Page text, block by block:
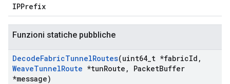
IPPrefix
Funzioni statiche pubbliche
DecodeFabricTunnelRoutes(uint64 t *fabricId ,
WeaveTunnelRoute *tunRoute , PacketBuffer
*message)